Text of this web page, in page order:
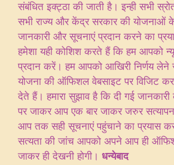
संबंधित इक्ट्ठा की जाती है। इन्ही सभी
सभी राज्य और केंद्र सरकार की योजनाओं
जानकारी और सूचनाएं प्रदान करने का
हमेशा यही कोशिश करते हैं कि हम आपको
प्रदान करें। हम आपको आखिरी निर्णय
योजना की ऑफिशल वेबसाइट पर विजिट
देते हैं। हमारा सुझाव है कि दी गई
पर जाकर आप एक बार जाकर जरुर
आप तक सही सूचनाएं पहुंचाने का प्रयास
सत्यता की जांच आपको अपने आप ही
जाकर ही देखनी होगी। धन्येबाद